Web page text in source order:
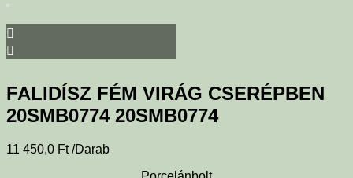
FALIDÍSZ FÉM VIRÁG CSERÉPBEN
20SMB0774 20SMB0774
11 450,0 Ft /Darab